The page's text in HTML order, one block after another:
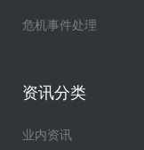
危机事件处理
资讯分类
业内资讯